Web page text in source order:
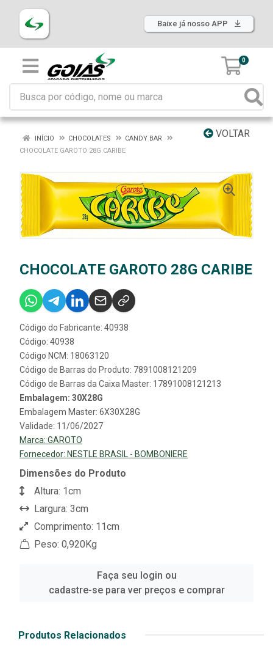
Baixe já nosso APP
0
VOLTAR
INÍCIO CHOCOLATES
CANDY BAR
CHOCOLATE GAROTO 28G CARIBE
CHOCOLATE GAROTO 28G CARIBE
Código do Fabricante: 40938
Código: 40938
Código NCM: 18063120
Código de Barras do Produto: 7891008121209
Código de Barras da Caixa Master: 17891008121213
Embalagem: 30X28G
Embalagem Master: 6X30X28G
Validade: 11/06/2027
Marca: GAROTO
Fornecedor: NESTLE BRASIL - BOMBONIERE
Dimensões do Produto
Altura: 1cm
Largura: 3cm
Comprimento: 11cm
Peso: 0,920Kg
Faça seu login ou
cadastre-se para ver preços e comprar
Produtos Relacionados